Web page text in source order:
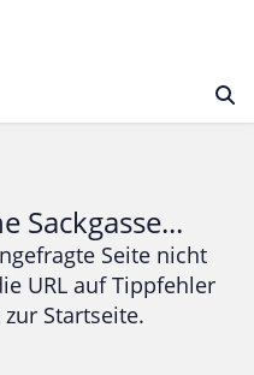
Sackgasse...
Seite nicht
URL auf Tippfehler
Startseite.